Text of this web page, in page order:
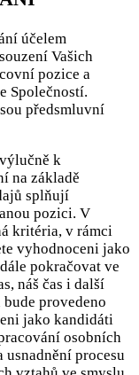
účelem
Vašich
pozice a
Společností.
předsmluvní
k
na základě
splňují
pozici. V
kritéria, v rámci
vyhodnoceni jako
pokračovat ve
náš čas i další
provedeno
jako kandidáti
osobních
usnadnění procesu